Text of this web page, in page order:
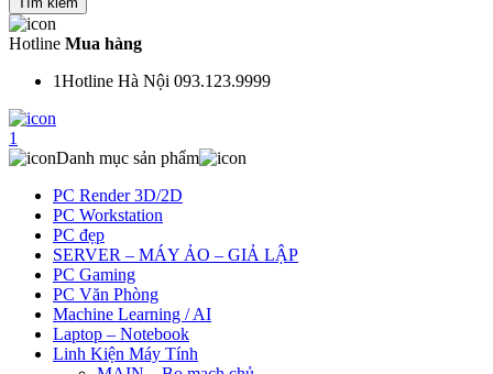
Hotline Mua hàng
1Hotline Hà Nội 093.123.9999
1
Danh mục sản phẩm
PC Render 3D/2D
PC Workstation
PC đẹp
SERVER – MÁY ẢO – GIẢ LẬP
PC Gaming
PC Văn Phòng
Machine Learning / AI
Laptop – Notebook
Linh Kiện Máy Tính